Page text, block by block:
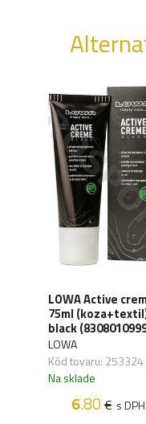
LOWA Active
75ml
black
LOWA
Kód tovaru: 253324
Na sklade
6.80€ s DPH